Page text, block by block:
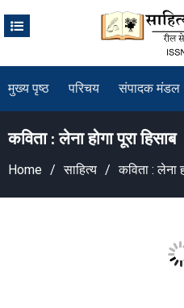
मुख्य पृष्ठ परिचय संपादक मंडल
कविता : लेना होगा पूरा हिसाब
Home साहित्य कविता : लेना